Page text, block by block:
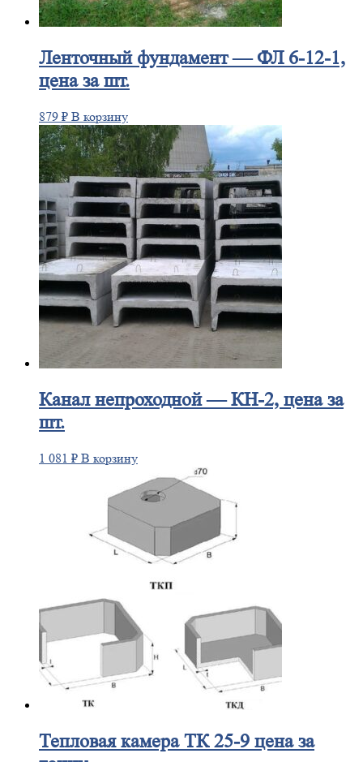
Ленточныйфундамент — ФЛ 6-12-1,
цена за шт.
879 ₽ В корзину
Каналнепроходной — КН-2, цена за
шт.
1 081 ₽ В корзину
Тепловаякамера ТК 25-9 цена за